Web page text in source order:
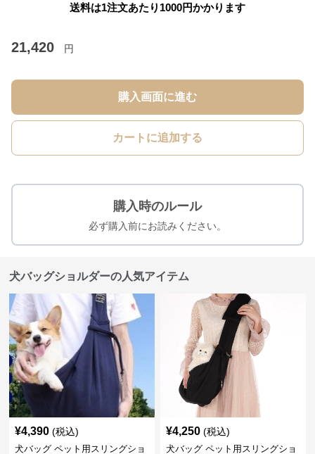
送料は1注文あたり 1000円かかります
21,420 円
購入画面に進む
カートに追加する
購入時のルール
必ず購入前にお読みください。
犬バッグショルダーの人気アイテム
¥4,390 (税込)
犬バッグ ペット用スリングショ
¥4,250 (税込)
犬バッグ ペット用スリングショ